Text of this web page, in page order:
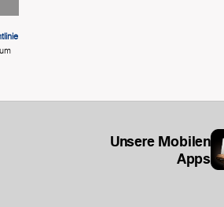
Unsere Mobilen
Apps